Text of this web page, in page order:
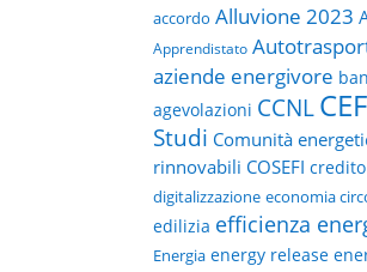
accordo Alluvione 2023
Apprendistato
aziende energivore
agevolazioni CCNLCEF
Studi Comunità
rinnovabili COSEFI
digitalizzazione economia
edilizia efficienza
Energia energy release